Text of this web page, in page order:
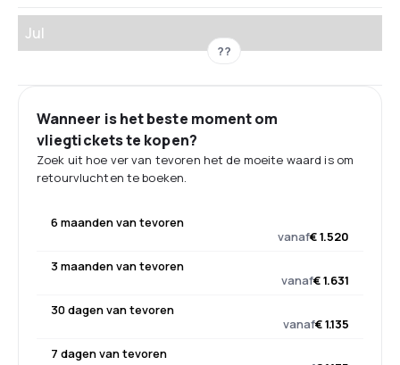
Jul
??
Wanneer is het beste moment om
vliegtickets te kopen?
Zoek uit hoe ver van tevoren het de moeite waard is om
retourvluchten te boeken.
6 maanden van tevoren
vanaf€ 1.520
3 maanden van tevoren
vanaf€ 1.631
30 dagen van tevoren
vanaf€ 1.135
7 dagen van tevoren